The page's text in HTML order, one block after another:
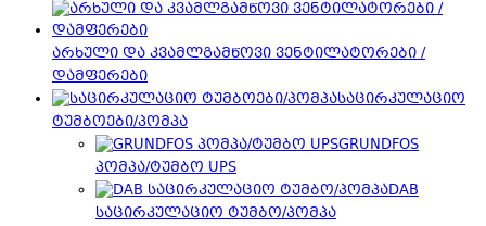
არხული და კვამლგამწოვი ვენტილატორები /
დამფერები
საცირკულაციო
ტუმბოები/პომპა
GRUNDFOS
პომპა/ტუმბო UPS
DAB
საცირკულაციო ტუმბო/პომპა